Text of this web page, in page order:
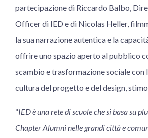
partecipazione di Riccardo Balbo,
Officer di IED e di Nicolas Heller,
la sua narrazione autentica e la
offrire uno spazio aperto al pubblico
scambio e trasformazione sociale con
cultura del progetto e del design,
“IED è una rete di scuole che si basa su
Chapter Alumni nelle grandi città e